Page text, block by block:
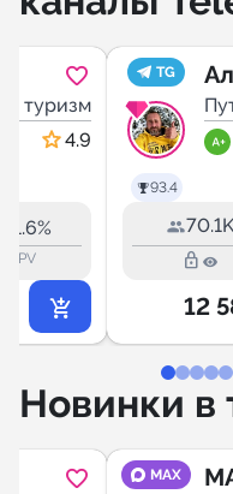
и туризм
4.9
11.6%
CPV
TG
93.4
70.1K
lock_outline
12
Новинки в
MAX